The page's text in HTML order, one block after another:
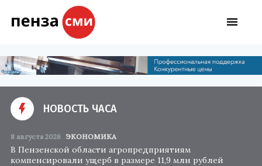
НОВОСТЬ ЧАСА
8 августа 2026 ЭКОНОМИКА
В Пензенской области агропредприятиям
компенсировали ущерб в размере 11,9 млн рублей